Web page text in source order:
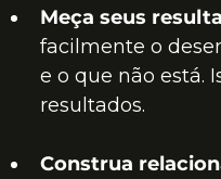
Meça seus
facilmente o
e o que não está.
resultados.
Construa